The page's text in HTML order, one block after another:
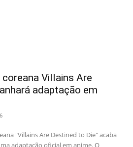
Villains Are
adaptação em
"Villains Are Destined to Die" acaba
adaptação oficial em anime. O